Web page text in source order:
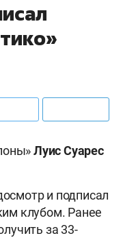
Луис Суарес
и подписал
клубом. Ранее
за 33-